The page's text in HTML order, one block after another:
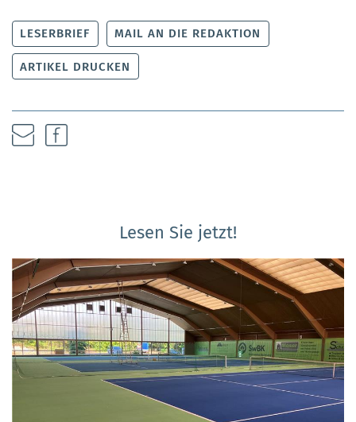
LESERBRIEF MAIL AN DIE REDAKTION
ARTIKEL DRUCKEN
Lesen Sie jetzt!